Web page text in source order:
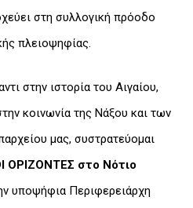
στη συλλογική πρόοδο
πλειοψηφίας.
στην ιστορία του Αιγαίου,
κοινωνία της Νάξου και των
μας, συστρατεύομαι
ΟΡΙΖΟΝΤΕΣ στο Νότιο
υποψήφια Περιφερειάρχη